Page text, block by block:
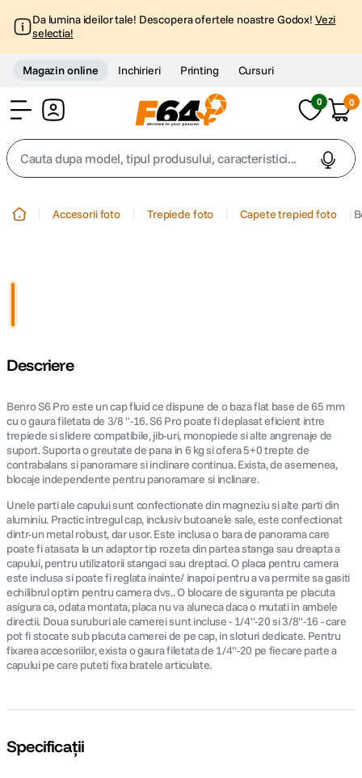
Da lumina ideilor tale! Descopera ofertele noastre Godox! Vezi
selectia!
Magazin online Inchirieri Printing Cursuri
0 0
Cauta dupa model, tipul produsului, caracteristici...
6. lavaliera
7. card memorie
8 dji mic mini
9. dji osmo
10. insta 360
Accesorii foto Trepiede foto Capete trepied foto
Descriere
Benro S6 Pro este un cap fluid ce dispune de o baza flat base de 65 mm
cu o gaura filetata de 3/8 "-16. S6 Pro poate fi deplasat eficient intre
trepiede si slidere compatibile, jib-uri, monopiede si alte angrenaje de
suport. Suporta o greutate de pana in 6 kg si ofera 5+0 trepte de
contrabalans si panoramare si inclinare continua. Exista, de asemenea,
blocaje independente pentru panoramare si inclinare.
Unele parti ale capului sunt confectionate din magneziu si alte parti din
aluminiu. Practic intregul cap, inclusiv butoanele sale, este confectionat
dintr-un metal robust, dar usor. Este inclusa o bara de panorama care
poate fi atasata la un adaptor tip rozeta din partea stanga sau dreapta a
capului, pentru utilizatorii stangaci sau dreptaci. O placa pentru camera
este inclusa si poate fi reglata inainte/ inapoi pentru a va permite sa gasiti
echilibrul optim pentru camera dvs.. O blocare de siguranta pe placuta
asigura ca, odata montata, placa nu va aluneca daca o mutati in ambele
directii. Doua suruburi ale camerei sunt incluse - 1/4"-20 si 3/8"-16 - care
pot fi stocate sub placuta camerei de pe cap, in sloturi dedicate. Pentru
fixarea accesoriilor, exista o gaura filetata de 1/4"-20 pe fiecare parte a
capului pe care puteti fixa bratele articulate.
Specificații